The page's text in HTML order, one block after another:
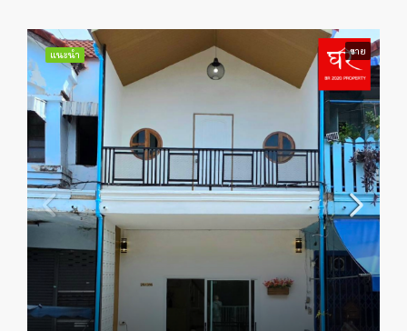
แนะนำ ขาย